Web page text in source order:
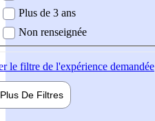
Plus de 3 ans
Non renseignée
le filtre de l'expérience demandée
Plus De Filtres